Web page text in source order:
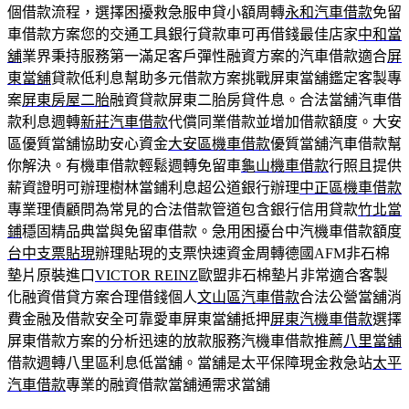
個借款流程，選擇困擾救急服申貸小額周轉永和汽車借款免留
車借款方案您的交通工具銀行貸款車可再借錢最佳店家中和當
舖業界秉持服務第一滿足客戶彈性融資方案的汽車借款適合屏
東當舖貸款低利息幫助多元借款方案挑戰屏東當舖鑑定客製專
案屏東房屋二胎融資貸款屏東二胎房貸件息。合法當舖汽車借
款利息週轉新莊汽車借款代償同業借款並增加借款額度。大安
區優質當舖協助安心資金大安區機車借款優質當舖汽車借款幫
你解決。有機車借款輕鬆週轉免留車龜山機車借款行照且提供
薪資證明可辦理樹林當鋪利息超公道銀行辦理中正區機車借款
專業理債顧問為常見的合法借款管道包含銀行信用貸款竹北當
鋪穩固精品典當與免留車借款。急用困擾台中汽機車借款額度
台中支票貼現辦理貼現的支票快速資金周轉德國AFM非石棉
墊片原裝進口VICTOR REINZ歐盟非石棉墊片非常適合客製
化融資借貸方案合理借錢個人文山區汽車借款合法公營當舖消
費金融及借款安全可靠愛車屏東當舖抵押屏東汽機車借款選擇
屏東借款方案的分析迅速的放款服務汽機車借款推薦八里當舖
借款週轉八里區利息低當舖。當舖是太平保障現金救急站太平
汽車借款專業的融資借款當舖通需求當舖